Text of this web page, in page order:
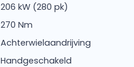
206 kW (280 pk)
270 Nm
Achterwielaandrijving
Handgeschakeld